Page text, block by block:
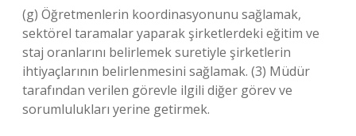
(g) Öğretmenlerin koordinasyonunu sağlamak,
sektörel taramalar yaparak şirketlerdeki eğitim ve
staj oranlarını belirlemek suretiyle şirketlerin
ihtiyaçlarının belirlenmesini sağlamak. (3) Müdür
tarafından verilen görevle ilgili diğer görev ve
sorumlulukları yerine getirmek.